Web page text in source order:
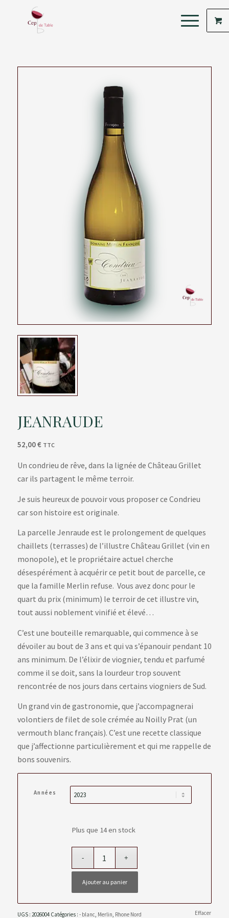
JEANRAUDE
52,00€ TTC
Un condrieu de rêve, dans la lignée de Château Grillet
car ils partagent le même terroir.
Je suis heureux de pouvoir vous proposer ce Condrieu
car son histoire est originale.
La parcelle Jenraude est le prolongement de quelques
chaillets (terrasses) de l’illustre Château Grillet (vin en
monopole), et le propriétaire actuel cherche
désespérément à acquérir ce petit bout de parcelle, ce
que la famille Merlin refuse. Vous avez donc pour le
quart du prix (minimum) le terroir de cet illustre vin,
tout aussi noblement vinifié et élevé…
C’est une bouteille remarquable, qui commence à se
dévoiler au bout de 3 ans et qui va s’épanouir pendant 10
ans minimum. De l’élixir de viognier, tendu et parfumé
comme il se doit, sans la lourdeur trop souvent
rencontrée de nos jours dans certains viogniers de Sud.
Un grand vin de gastronomie, que j’accompagnerai
volontiers de filet de sole crémée au Noilly Prat (un
vermouth blanc français). C’est une recette classique
que j’affectionne particulièrement et qui me rappelle de
bons souvenirs.
Années
Effacer
Plus que 14 en stock
Ajouter au panier
UGS : 2026004 Catégories : - blanc, Merlin, Rhone Nord